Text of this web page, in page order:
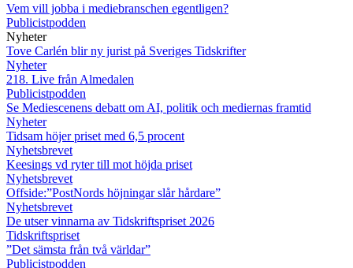
Vem vill jobba i mediebranschen egentligen?
Publicistpodden
Nyheter
Tove Carlén blir ny jurist på Sveriges Tidskrifter
Nyheter
218. Live från Almedalen
Publicistpodden
Se Mediescenens debatt om AI, politik och mediernas framtid
Nyheter
Tidsam höjer priset med 6,5 procent
Nyhetsbrevet
Keesings vd ryter till mot höjda priset
Nyhetsbrevet
Offside:”PostNords höjningar slår hårdare”
Nyhetsbrevet
De utser vinnarna av Tidskriftspriset 2026
Tidskriftspriset
”Det sämsta från två världar”
Publicistpodden